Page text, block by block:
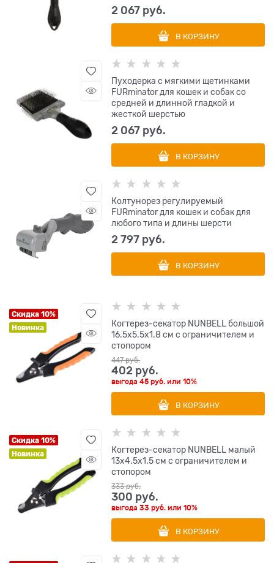
2 067 руб.
В КОРЗИНУ
Пуходерка с мягкими щетинками
FURminator для кошек и собак со
средней и длинной гладкой и
жесткой шерстью
2 067 руб.
В КОРЗИНУ
Колтунорез регулируемый
FURminator для кошек и собак для
любого типа и длины шерсти
2 797 руб.
В КОРЗИНУ
Скидка 10%
Новинка
Когтерез-секатор NUNBELL большой
16.5х5.5х1.8 см с ограничителем и
стопором
447 руб.
402 руб.
выгода45 руб. или10%
В КОРЗИНУ
Скидка 10%
Новинка
Когтерез-секатор NUNBELL малый
13х4.5х1.5 см с ограничителем и
стопором
333 руб.
300 руб.
выгода33 руб. или10%
В КОРЗИНУ